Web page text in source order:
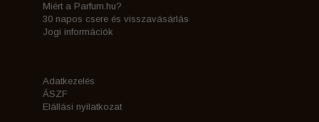
Miért a Parfum.hu?
30 napos csere és visszavásárlás
Jogi információk
Adatkezelés
ÁSZF
Elállási nyilatkozat